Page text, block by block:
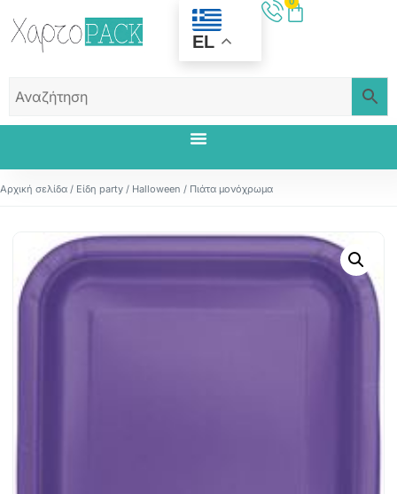
EL
Αρχική σελίδα / Είδη party / Halloween / Πιάτα μονόχρωμα